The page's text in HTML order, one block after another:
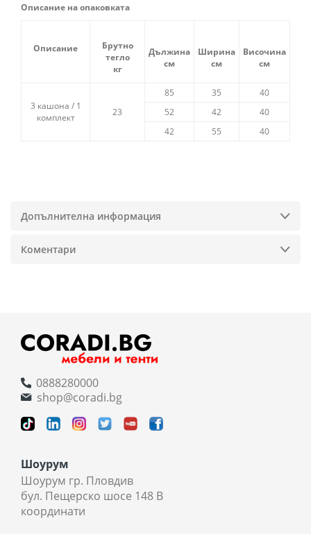
Описание на опаковката
Описание
Брутно
тегло
кг
Дължина
см
Ширина
см
Височина
см
3 кашона / 1
комплект
23
85 35
40
52
42
40
42
55 40
Допълнителна информация
Коментари
0888280000
shop@coradi.bg
Шоурум
Шоурум гр. Пловдив
бул. Пещерско шосе 148 В
координати